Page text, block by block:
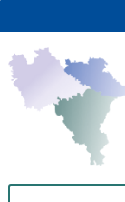
Cerca su